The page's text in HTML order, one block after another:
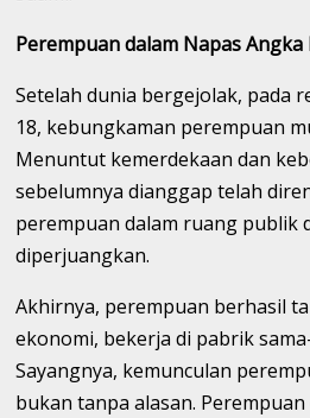
Perempuan dalam Napas
Setelah dunia bergejolak, pada
18, kebungkaman perempuan
Menuntut kemerdekaan dan
sebelumnya dianggap telah
perempuan dalam ruang publik
diperjuangkan.
Akhirnya, perempuan berhasil
ekonomi, bekerja di pabrik
Sayangnya, kemunculan
bukan tanpa alasan.